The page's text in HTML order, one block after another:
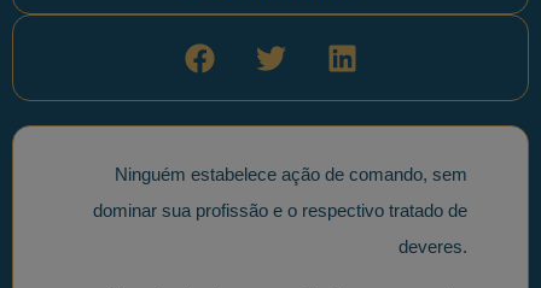
Ninguém estabelece ação de comando, sem
dominar sua profissão e o respectivo tratado de
deveres.